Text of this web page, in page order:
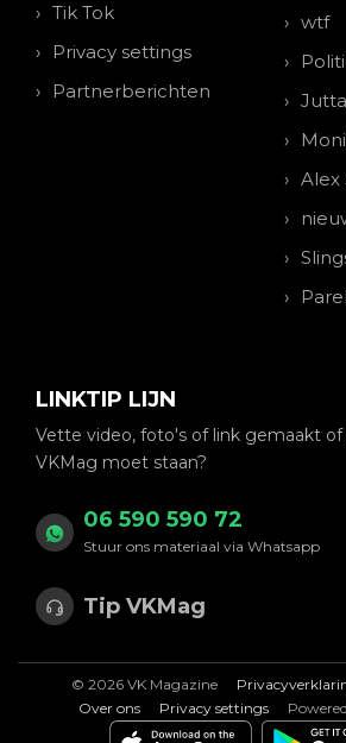
Tik Tok
Privacy settings
Partnerberichten
wtf
Alex
LINKTIP LIJN
Vette video, foto's of link gemaakt
VKMag moet staan?
06 590 590 72
Stuur ons materiaal via Whatsapp
Tip VKMag
© 2026 VK Magazine
Over ons
Privacy settings